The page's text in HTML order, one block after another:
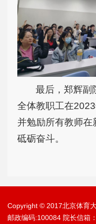
最后，郑辉副
全体教职工在
并勉励所有教师
砥砺奋斗。
Copyright © 2017北京体育
邮政编码:100084 院长信箱